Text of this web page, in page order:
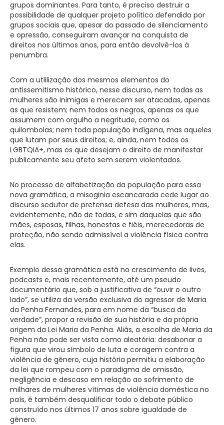
grupos dominantes. Para tanto, é preciso destruir a
possibilidade de qualquer projeto político defendido por
grupos sociais que, apesar do passado de silenciamento
e opressão, conseguiram avançar na conquista de
direitos nos últimos anos, para então devolvê-los à
penumbra.
Com a utlilização dos mesmos elementos do
antissemitismo histórico, nesse discurso, nem todas as
mulheres são inimigas e merecem ser atacadas, apenas
as que resistem; nem todos os negros, apenas os que
assumem com orgulho a negritude, como os
quilombolas; nem toda população indígena, mas aqueles
que lutam por seus direitos; e, ainda, nem todos os
LGBTQIA+, mas os que desejam o direito de manifestar
publicamente seu afeto sem serem violentados.
No processo de alfabetização da população para essa
nova gramática, a misoginia escancarada cede lugar ao
discurso sedutor de pretensa defesa das mulheres, mas,
evidentemente, não de todas, e sim daquelas que são
mães, esposas, filhas, honestas e fiéis, merecedoras de
proteção, não sendo admissível a violência física contra
elas.
Exemplo dessa gramática está no crescimento de lives,
podcasts e, mais recentemente, até um pseudo
documentário que, sob a justificativa de “ouvir o outro
lado”, se utiliza da versão exclusiva do agressor de Maria
da Penha Fernandes, para em nome da “busca da
verdade”, propor a revisão de sua história e da própria
origem da Lei Maria da Penha. Aliás, a escolha de Maria da
Penha não pode ser vista como aleatória: desabonar a
figura que virou símbolo de luta e coragem contra a
violência de gênero, cuja história permitiu a elaboração
da lei que rompeu com o paradigma de omissão,
negligência e descaso em relação ao sofrimento de
milhares de mulheres vítimas de violência doméstica no
país, é também desqualificar todo o debate público
construído nos últimos 17 anos sobre igualdade de
gênero.